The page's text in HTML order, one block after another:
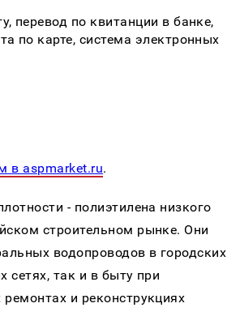
перевод по квитанции в банке,
по карте, система электронных
в aspmarket.ru.
- полиэтилена низкого
строительном рынке. Они
водопроводов в городских
сетях, так и в быту при
и реконструкциях